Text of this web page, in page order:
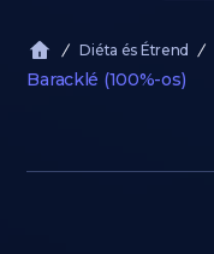
Diéta és Étrend
Baracklé (100%-os)